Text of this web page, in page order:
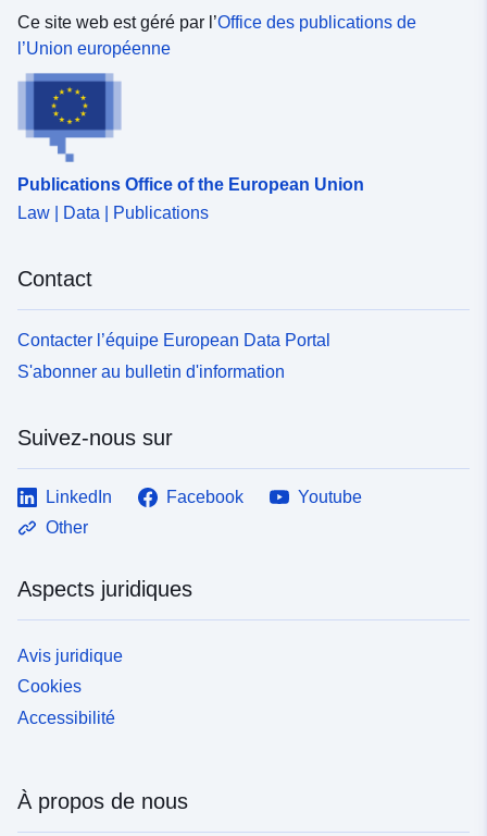
Ce site web est géré par l’Office des publications de
l’Union européenne
Publications Office of the European Union
Law | Data | Publications
Contact
Contacter l’équipe European Data Portal
S'abonner au bulletin d'information
Suivez-nous sur
LinkedIn Facebook
Youtube
Other
Aspects juridiques
Avis juridique
Cookies
Accessibilité
À propos de nous